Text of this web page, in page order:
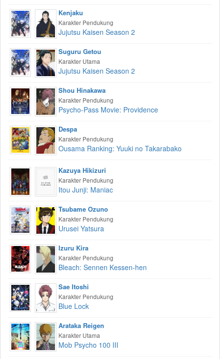
Kenjaku
Karakter Pendukung
Jujutsu Kaisen Season 2
Suguru Getou
Karakter Utama
Jujutsu Kaisen Season 2
Shou Hinakawa
Karakter Pendukung
Psycho-Pass Movie: Providence
Despa
Karakter Pendukung
Ousama Ranking: Yuuki no Takarabako
Kazuya Hikizuri
Karakter Pendukung
Itou Junji: Maniac
Tsubame Ozuno
Karakter Pendukung
Urusei Yatsura
Izuru Kira
Karakter Pendukung
Bleach: Sennen Kessen-hen
Sae Itoshi
Karakter Pendukung
Blue Lock
Arataka Reigen
Karakter Utama
Mob Psycho 100 III